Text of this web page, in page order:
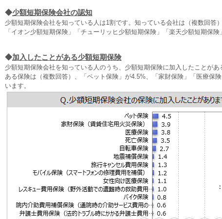
◆少額短期保険会社の認知
少額短期保険会社を知っている人は1割です。知っている会社は（複数回答
「イオン少額短期保険」「チューリッヒ少額短期保険」「楽天少額短期保険
◆加入したことがある少額短期保険
少額短期保険会社を知っている人のうち、少額短期保険に加入したことが
ある保険は（複数回答）、「ペット保険」が4.5%、「家財保険」「医療保
います。